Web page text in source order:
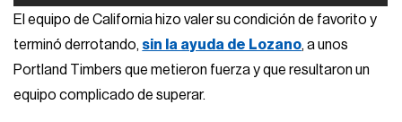
El equipo de California hizo valer su condición de favorito y
terminó derrotando, sin la ayuda de Lozano, a unos
Portland Timbers que metieron fuerza y que resultaron un
equipo complicado de superar.